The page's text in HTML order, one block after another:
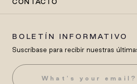
CONTACTO
BOLETÍN INFORMATIVO
Suscríbase para recibir nuestras